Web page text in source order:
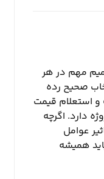
اینچ یک تصمیم مهم در هر
صحیح رده
و استعلام قیمت
دارد. اگرچه
تحت تاثیر عوامل
همیشه